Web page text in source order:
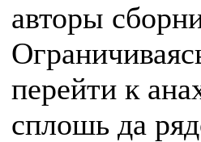
авторы
перейти к
сплошь да